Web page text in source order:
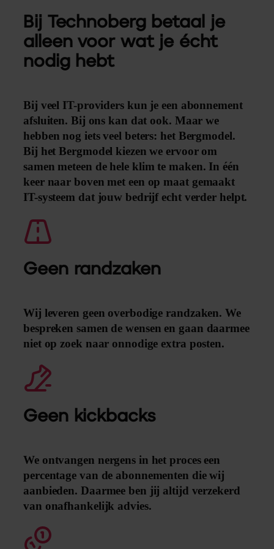
Bij Technoberg betaal je
alleen voor wat je écht
nodig hebt
Bij veel IT-providers kun je een abonnement
afsluiten. Bij ons kan dat ook. Maar we
hebben nog iets veel beters: het Bergmodel.
Bij het Bergmodel kiezen we ervoor om
samen meteen de hele klim te maken. In één
keer naar boven met een op maat gemaakt
IT-systeem dat jouw bedrijf echt verder helpt.
Geen randzaken
Wij leveren geen overbodige randzaken. We
bespreken samen de wensen en gaan daarmee
niet op zoek naar onnodige extra posten.
Geen kickbacks
We ontvangen nergens in het proces een
percentage van de abonnementen die wij
aanbieden. Daarmee ben jij altijd verzekerd
van onafhankelijk advies.